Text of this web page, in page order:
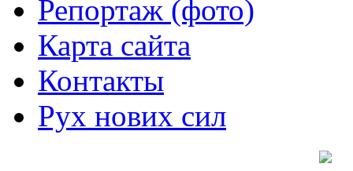
Репортаж (фото)
Карта сайта
Контакты
Рух нових сил